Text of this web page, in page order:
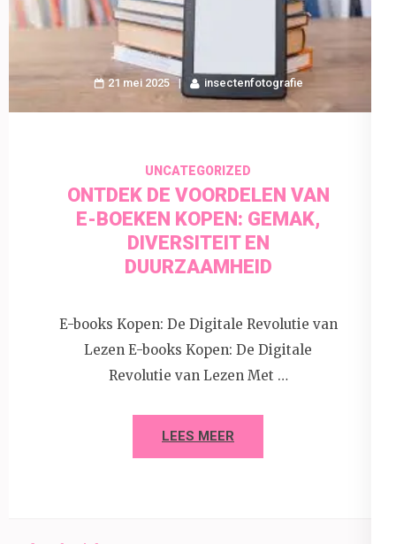
21 mei 2025 insectenfotografie
UNCATEGORIZED
ONTDEK DE VOORDELEN VAN
E-BOEKEN KOPEN: GEMAK,
DIVERSITEIT EN
DUURZAAMHEID
E-books Kopen: De Digitale Revolutie van
Lezen E-books Kopen: De Digitale
Revolutie van Lezen Met …
LEES MEER